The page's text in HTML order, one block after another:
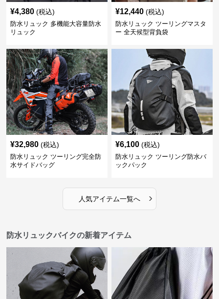
¥4,380 (税込)
防水リュック 多機能大容量防水
リュック
¥12,440 (税込)
防水リュック ツーリングマスタ
ー 全天候型背負袋
¥32,980 (税込)
防水リュック ツーリング完全防
水サイドバッグ
¥6,100 (税込)
防水リュック ツーリング防水バ
ックパック
人気アイテム一覧へ ›
防水リュックバイクの新着アイテム